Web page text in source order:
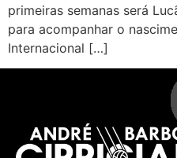
primeiras semanas será
para acompanhar o
Internacional […]